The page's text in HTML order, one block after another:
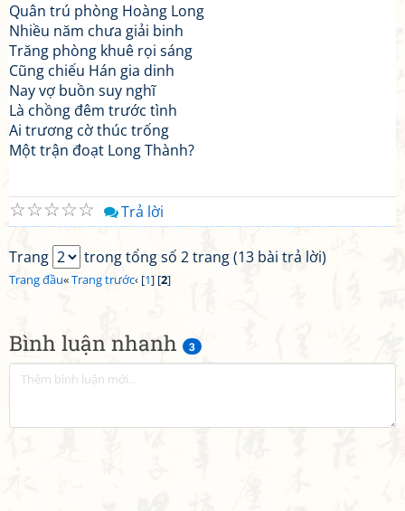
Bình luận nhanh 3
Quân trú phòng Hoàng Long
Nhiều năm chưa giải binh
Trăng phòng khuê rọi sáng
Cũng chiếu Hán gia dinh
Nay vợ buồn suy nghĩ
Là chồng đêm trước tình
Ai trương cờ thúc trống
Một trận đoạt Long Thành?
☆
☆
☆
☆
☆ Trả lời
Trang trong tổng số 2 trang (13 bài trả lời)
Trang đầu«Trang trước‹ [1] [2]